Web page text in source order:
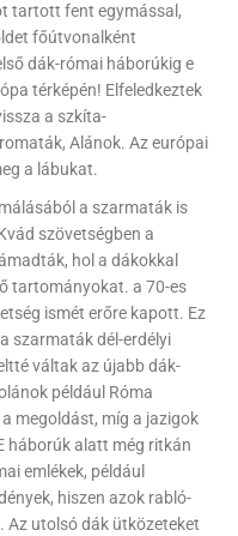
tartott fent egymással,
főútvonalként
dák-római háborúkig e
térképén! Elfeledkeztek
a szkíta-
Alánok. Az európai
a lábukat.
a szarmaták is
szövetségben a
hol a dákokkal
tartományokat. a 70-es
ismét erőre kapott. Ez
szarmaták dél-erdélyi
váltak az újabb dák-
például Róma
megoldást, míg a jazigok
háborúk alatt még ritkán
emlékek, például
hiszen azok rabló-
utolsó dák ütközeteket